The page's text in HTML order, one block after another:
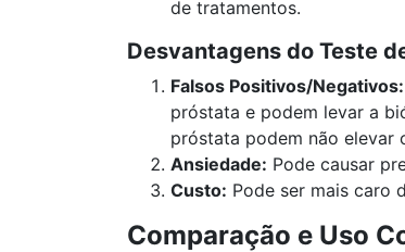
de tratamentos.
Desvantagens do Teste
Falsos Positivos/Negativos:
próstata e podem levar a
próstata podem não elevar
Ansiedade: Pode causar
Custo: Pode ser mais caro
Comparação e Uso